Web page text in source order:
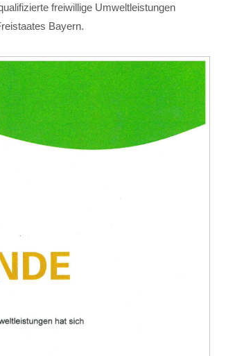
freiwillige Umweltleistungen
Bayern.